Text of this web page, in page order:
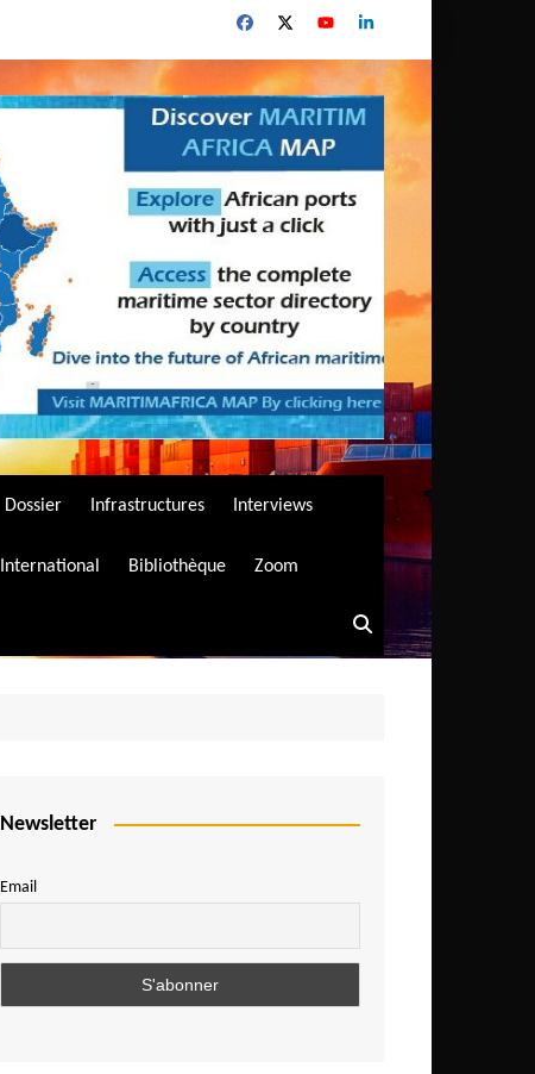
Dossier Infrastructures Interviews
International Bibliothèque Zoom
Newsletter
Email